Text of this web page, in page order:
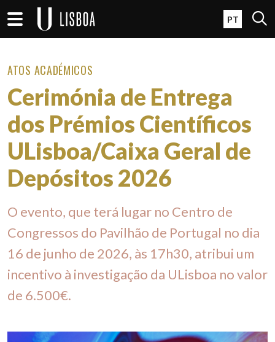
Passar para o conteúdo principal
PT Open
ATOS ACADÉMICOS
Cerimónia de Entrega
dos Prémios Científicos
ULisboa/Caixa Geral de
Depósitos 2026
O evento, que terá lugar no Centro de
Congressos do Pavilhão de Portugal no dia
16 de junho de 2026, às 17h30, atribui um
incentivo à investigação da ULisboa no valor
de 6.500€.